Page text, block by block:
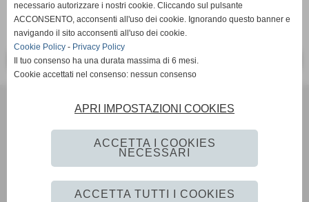
<< PRECEDENTE
Via Amedeo Modigliani 18 - Pozzuoli (Napoli)
P.I. 07784580636 C.F 96012290639
Tel. 081 524 57 48 Fax 081 524 57 48 mail
segreteria@monteruscellocalcio.com
necessario autorizzare i nostri cookie. Cliccando sul pulsante
ACCONSENTO, acconsenti all'uso dei cookie. Ignorando questo banner e
navigando il sito acconsenti all'uso dei cookie.
Cookie Policy - Privacy Policy
Il tuo consenso ha una durata massima di 6 mesi.
Cookie accettati nel consenso: nessun consenso
APRI IMPOSTAZIONI COOKIES
ACCETTA I COOKIES
NECESSARI
ACCETTA TUTTI I COOKIES